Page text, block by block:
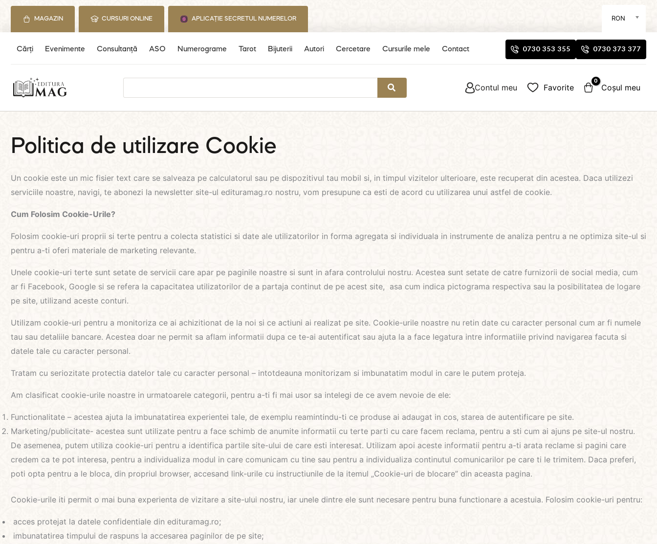
Skip
content
MAGAZIN CURSURI ONLINE APLICAȚIE SECRETUL NUMERELOR RON
Cărți Evenimente Consultanță ASO Numerograme Tarot Bijuterii Autori Cercetare Cursurile mele Contact 0730 353 355 0730 373 377
Search
Contul meu Favorite Coșul meu
Politica de utilizare Cookie
Un cookie este un mic fisier text care se salveaza pe calculatorul sau pe dispozitivul tau mobil si, in timpul vizitelor ulterioare, este recuperat din acestea. Daca utilizezi
serviciile noastre, navigi, te abonezi la newsletter site-ul edituramag.ro nostru, vom presupune ca esti de acord cu utilizarea unui astfel de cookie.
Cum Folosim Cookie-Urile?
Folosim cookie-uri proprii si terte pentru a colecta statistici si date ale utilizatorilor in forma agregata si individuala in instrumente de analiza pentru a ne optimiza site-ul si
pentru a-ti oferi materiale de marketing relevante.
Unele cookie-uri terte sunt setate de servicii care apar pe paginile noastre si sunt in afara controlului nostru. Acestea sunt setate de catre furnizorii de social media, cum
ar fi Facebook, Google si se refera la capacitatea utilizatorilor de a partaja continut de pe acest site, asa cum indica pictograma respectiva sau la posibilitatea de logare
pe site, utilizand aceste conturi.
Utilizam cookie-uri pentru a monitoriza ce ai achizitionat de la noi si ce actiuni ai realizat pe site. Cookie-urile noastre nu retin date cu caracter personal cum ar fi numele
tau sau detaliile bancare. Acestea doar ne permit sa aflam informatii dupa ce te-ai autentificat sau ajuta la a face legatura intre informatiile privind navigarea facuta si
datele tale cu caracter personal.
Tratam cu seriozitate protectia datelor tale cu caracter personal – intotdeauna monitorizam si imbunatatim modul in care le putem proteja.
Am clasificat cookie-urile noastre in urmatoarele categorii, pentru a-ti fi mai usor sa intelegi de ce avem nevoie de ele:
Functionalitate – acestea ajuta la imbunatatirea experientei tale, de exemplu reamintindu-ti ce produse ai adaugat in cos, starea de autentificare pe site.
Marketing/publicitate- acestea sunt utilizate pentru a face schimb de anumite informatii cu terte parti cu care facem reclama, pentru a sti cum ai ajuns pe site-ul nostru.
De asemenea, putem utiliza cookie-uri pentru a identifica partile site-ului de care esti interesat. Utilizam apoi aceste informatii pentru a-ti arata reclame si pagini care
credem ca te pot interesa, pentru a individualiza modul in care comunicam cu tine sau pentru a individualiza continutul comunicarilor pe care ti le trimitem. Daca preferi,
poti opta pentru a le bloca, din propriul browser, accesand link-urile cu instructiunile de la itemul „Cookie-uri de blocare” din aceasta pagina.
Cookie-urile iti permit o mai buna experienta de vizitare a site-ului nostru, iar unele dintre ele sunt necesare pentru buna functionare a acestuia. Folosim cookie-uri pentru:
acces protejat la datele confidentiale din edituramag.ro;
imbunatatirea timpului de raspuns la accesarea paginilor de pe site;